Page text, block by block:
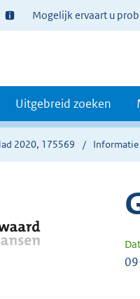
Ter
informatie:
Mogelijk ervaart u
Uitgebreid zoeken
2020, 175569